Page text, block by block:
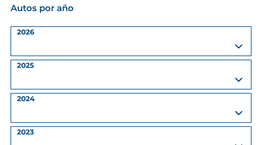
Autos por año
2026
2025
2024
2023